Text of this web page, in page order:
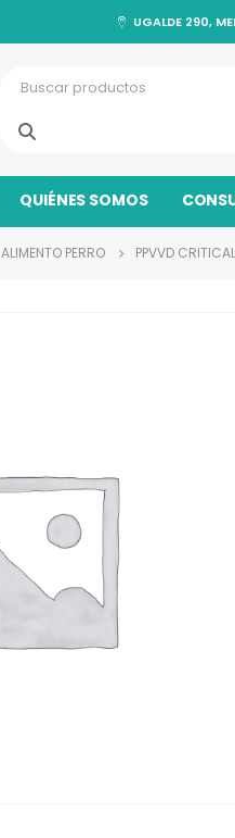
UGALDE 290,
QUIÉNES SOMOS
ALIMENTO PERRO PPVVD